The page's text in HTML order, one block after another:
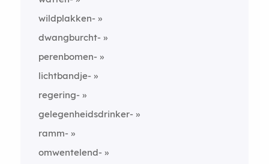
wildplakken-
dwangburcht-
perenbomen-
lichtbandje-
regering-
gelegenheidsdrinker-
ramm-
omwentelend-